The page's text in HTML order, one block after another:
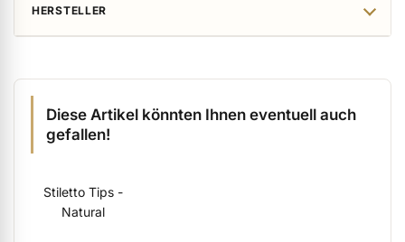
HERSTELLER
Diese Artikel könnten Ihnen eventuell auch
gefallen!
Stiletto Tips -
Natural